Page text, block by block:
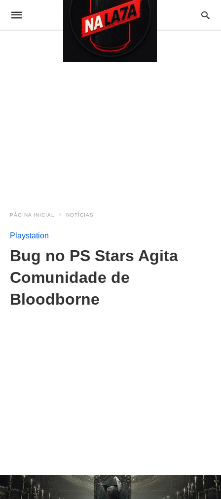
PÁGINA INICIAL NOTÍCIAS
Playstation
Bug no PS Stars Agita
Comunidade de
Bloodborne